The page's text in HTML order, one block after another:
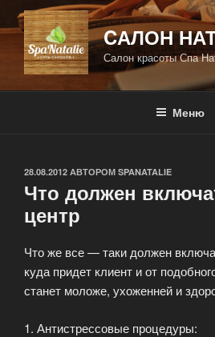
CАЛОН
Салон красоты Спа
Меню
ОПУБЛИКОВАНО
28.08.2012 АВТОРОМ SPANATALIE
Что должен
центр
Что же все — таки должен
куда придет клиент и от
станет моложе, ухоженней и
1. Антистрессовые процедуры: